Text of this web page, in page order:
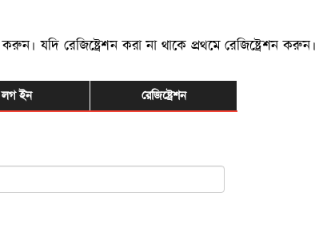
যদি রেজিষ্ট্রেশন করা না থাকে প্রথমে রেজিষ্ট্রেশন করুন।
লগ ইন রেজিষ্ট্রেশন